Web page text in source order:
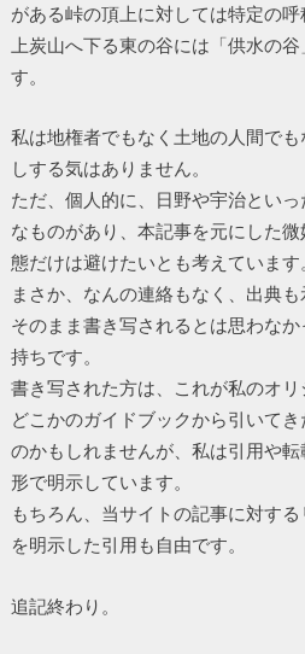
がある峠の頂上に対しては特定の呼
上炭山へ下る東の谷には「供水の
す。
私は地権者でもなく土地の人間で
しする気はありません。
ただ、個人的に、日野や宇治とい
なものがあり、本記事を元にした
態だけは避けたいとも考えています
まさか、なんの連絡もなく、出典も
そのまま書き写されるとは思わな
持ちです。
書き写された方は、これが私のオリ
どこかのガイドブックから引いて
のかもしれませんが、私は引用や
形で明示しています。
もちろん、当サイトの記事に対す
を明示した引用も自由です。
追記終わり。